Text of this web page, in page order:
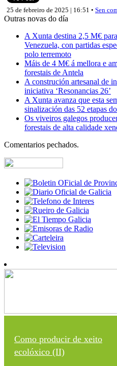
25 de febreiro de 2025 | 16:51 • Sen
Outras novas do día
A Xunta destina 2,5 M€
Venezuela, con partidas
polo terremoto
Máis de 4 M€ á mellora e
forestais de Antela
A construción artesanal de
iniciativa ‘Resonancias 26’
A Xunta avanza que esta
sinalización das 52 etapas
Os viveiros galegos
forestais de alta calidade
Comentarios pechados.
Como producir de xeito
ecolóxico (II)